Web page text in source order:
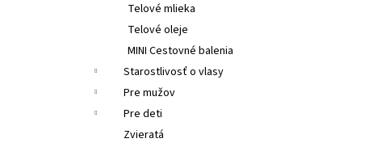
Telové mlieka
Telové oleje
MINI Cestovné balenia
Starostlivosť o vlasy
Pre mužov
Pre deti
Zvieratá